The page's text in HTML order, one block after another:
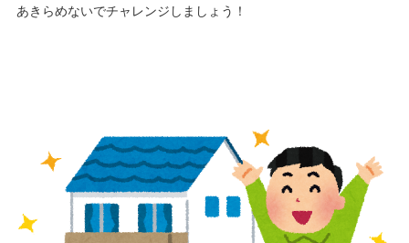
あきらめないでチャレンジしましょう！